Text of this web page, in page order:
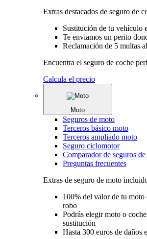
Extras destacados de seguro de
Sustitución de tu vehículo
Te enviamos un perito
Reclamación de 5 multas
Encuentra el seguro de coche
Calcula el precio
Moto
Seguros de moto
Terceros básico moto
Terceros ampliado moto
Seguro ciclomotor
Comparador de seguros
Preguntas frecuentes
Extras de seguro de moto
100% del valor de tu moto
robo
Podrás elegir moto o
sustitución
Hasta 300 euros de daños